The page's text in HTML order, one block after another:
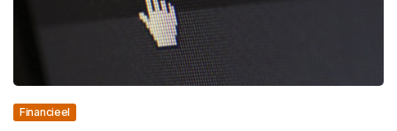
Financieel